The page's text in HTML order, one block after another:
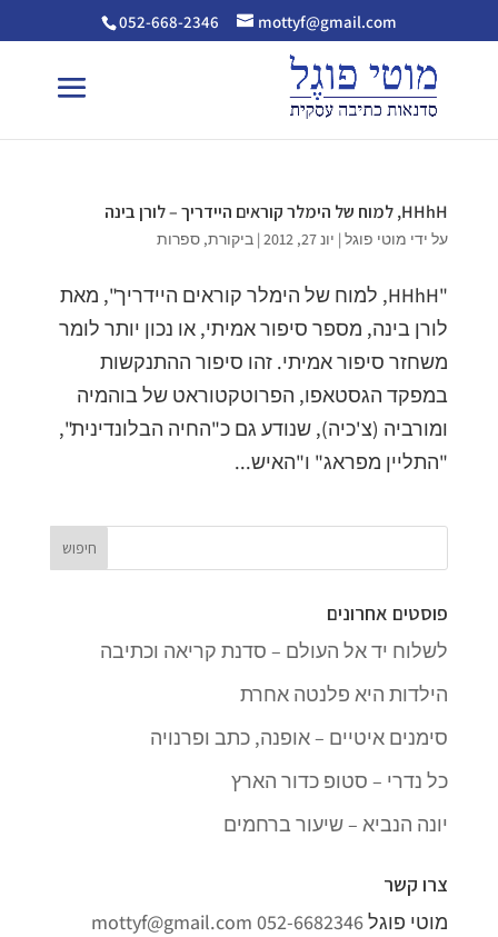
052-668-2346 mottyf@gmail.com
HHhH, למוח של הימלר קוראים היידריך – לורן בינה
על ידי מוטי פוגל| יונ 27, 2012 | ביקורת, ספרות
"HHhH, למוח של הימלר קוראים היידריך", מאת
לורן בינה, מספר סיפור אמיתי, או נכון יותר לומר
משחזר סיפור אמיתי. זהו סיפור ההתנקשות
במפקד הגסטאפו, הפרוטקטוראט של בוהמיה
ומורביה (צ'כיה), שנודע גם כ"החיה הבלונדינית",
"התליין מפראג" ו"האיש...
פוסטים אחרונים
לשלוח יד אל העולם – סדנת קריאה וכתיבה
הילדות היא פלנטה אחרת
סימנים איטיים – אופנה, כתב ופרנויה
כל נדרי – סטופ כדור הארץ
יונה הנביא – שיעור ברחמים
צרו קשר
מוטי פוגל052-6682346
mottyf@gmail.com